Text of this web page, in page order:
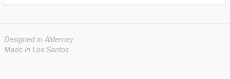
Designed in Alderney
Made in Los Santos